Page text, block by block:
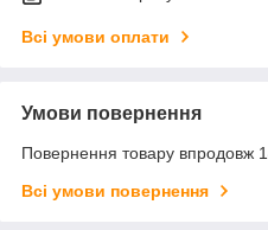
Всі умови оплати
Умови повернення
Повернення товару впродовж
Всі умови повернення